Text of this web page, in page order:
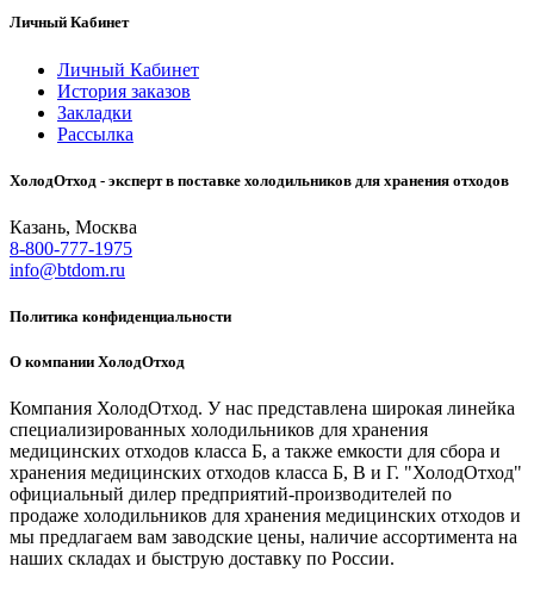
Личный Кабинет
Личный Кабинет
История заказов
Закладки
Рассылка
ХолодОтход - эксперт в поставке холодильников для хранения отходов
Казань, Москва
8-800-777-1975
info@btdom.ru
Политика конфиденциальности
О компании ХолодОтход
Компания ХолодОтход. У нас представлена широкая линейка
специализированных холодильников для хранения
медицинских отходов класса Б, а также емкости для сбора и
хранения медицинских отходов класса Б, В и Г. "ХолодОтход"
официальный дилер предприятий-производителей по
продаже холодильников для хранения медицинских отходов и
мы предлагаем вам заводские цены, наличие ассортимента на
наших складах и быструю доставку по России.